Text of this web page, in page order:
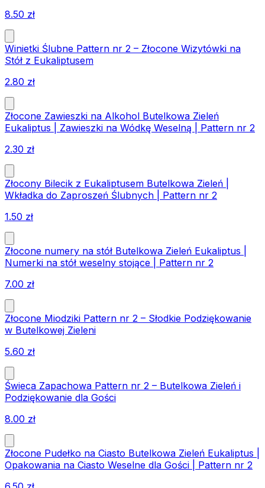
8.50 zł
Winietki Ślubne Pattern nr 2 – Złocone Wizytówki na
Stół z Eukaliptusem
2.80 zł
Złocone Zawieszki na Alkohol Butelkowa Zieleń
Eukaliptus | Zawieszki na Wódkę Weselną | Pattern nr 2
2.30 zł
Złocony Bilecik z Eukaliptusem Butelkowa Zieleń |
Wkładka do Zaproszeń Ślubnych | Pattern nr 2
1.50 zł
Złocone numery na stół Butelkowa Zieleń Eukaliptus |
Numerki na stół weselny stojące | Pattern nr 2
7.00 zł
Złocone Miodziki Pattern nr 2 – Słodkie Podziękowanie
w Butelkowej Zieleni
5.60 zł
Świeca Zapachowa Pattern nr 2 – Butelkowa Zieleń i
Podziękowanie dla Gości
8.00 zł
Złocone Pudełko na Ciasto Butelkowa Zieleń Eukaliptus |
Opakowania na Ciasto Weselne dla Gości | Pattern nr 2